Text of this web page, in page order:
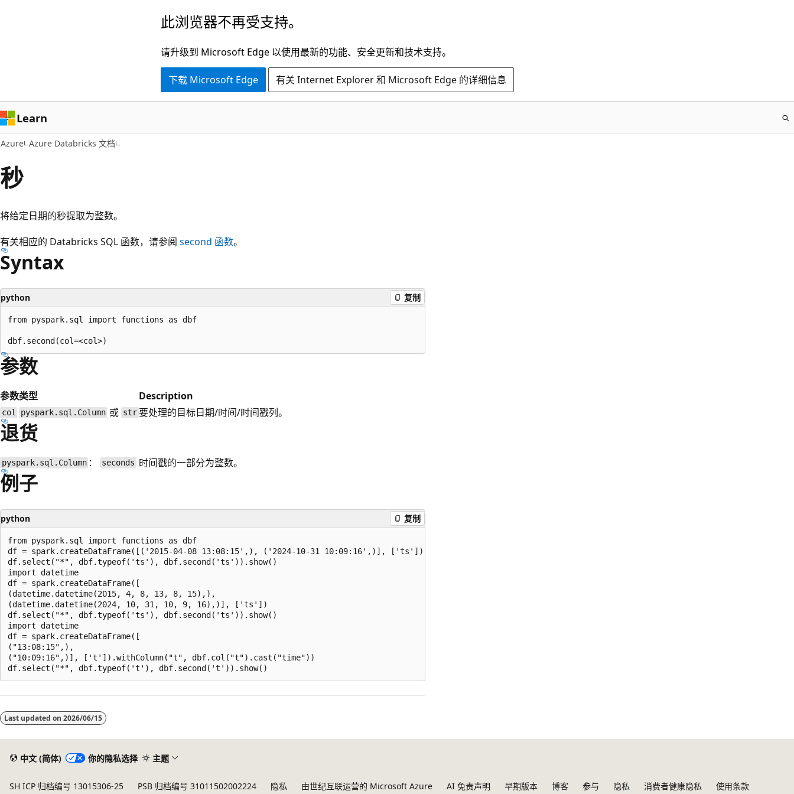
容
此浏览器不再受支持。
请升级到 Microsoft Edge 以使用最新的功能、安全更新和技术支持。
下载 Microsoft Edge 有关 Internet Explorer 和 Microsoft Edge 的详细信息
Learn
Azure Azure Databricks 文档
秒
将给定日期的秒提取为整数。
有关相应的 Databricks SQL 函数，请参阅 second 函数。
Syntax
python 复制
from pyspark.sql import functions as dbf
参数
参数类型 Description
col pyspark.sql.Column 或 str要处理的目标日期/时间/时间戳列。
退货
pyspark.sql.Column ： seconds 时间戳的一部分为整数。
例子
python 复制
from pyspark.sql import functions as dbf
df = spark.createDataFrame([('2015-04-08 13:08:15',), ('2024-10-31 10:09:16',)], ['ts'])
df.select("*", dbf.typeof('ts'), dbf.second('ts')).show()
import datetime
df = spark.createDataFrame([
(datetime.datetime(2015, 4, 8, 13, 8, 15),),
(datetime.datetime(2024, 10, 31, 10, 9, 16),)], ['ts'])
df.select("*", dbf.typeof('ts'), dbf.second('ts')).show()
import datetime
df = spark.createDataFrame([
("13:08:15",),
("10:09:16",)], ['t']).withColumn("t", dbf.col("t").cast("time"))
模
式
Last updated on 2026/06/15
中文 (简体) 你的隐私选择 主题
SH ICP 归档编号 13015306-25 PSB 归档编号 31011502002224 隐私 由世纪互联运营的 Microsoft Azure AI 免责声明 早期版本 博客 参与 隐私 消费者健康隐私 使用条款